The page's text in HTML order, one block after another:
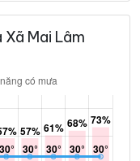
Mai Lâm